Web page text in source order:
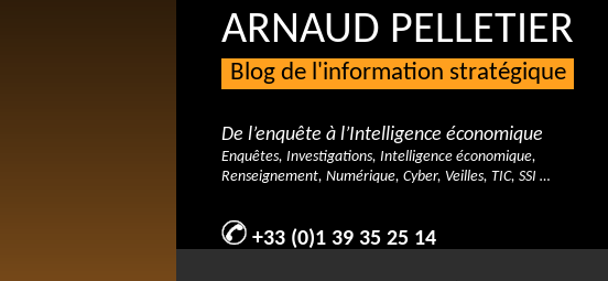
ARNAUD PELLETIER
Blog de l'information stratégique
De l’enquête à l’Intelligence économique
Enquêtes, Investigations, Intelligence économique,
Renseignement, Numérique, Cyber, Veilles, TIC, SSI …
+33 (0)1 39 35 25 14